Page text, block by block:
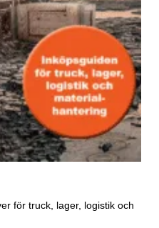
för truck, lager, logistik och